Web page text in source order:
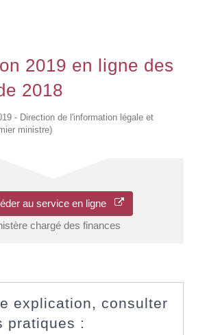
2019 en ligne des
2018
- Direction de l'information légale et
ministre)
au service en ligne
chargé des finances
explication, consulter
pratiques :